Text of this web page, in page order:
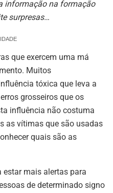
informação na formação
surpresas…
que exercem uma má
Muitos
tóxica que leva a
grosseiros que os
influência não costuma
as vítimas que são usadas
quais são as
estar mais alertas para
de determinado signo